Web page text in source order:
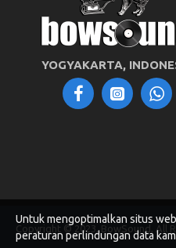
YOGYAKARTA,
Copyright © 2023, BowSound, All
Untuk mengoptimalkan situs
peraturan perlindungan data